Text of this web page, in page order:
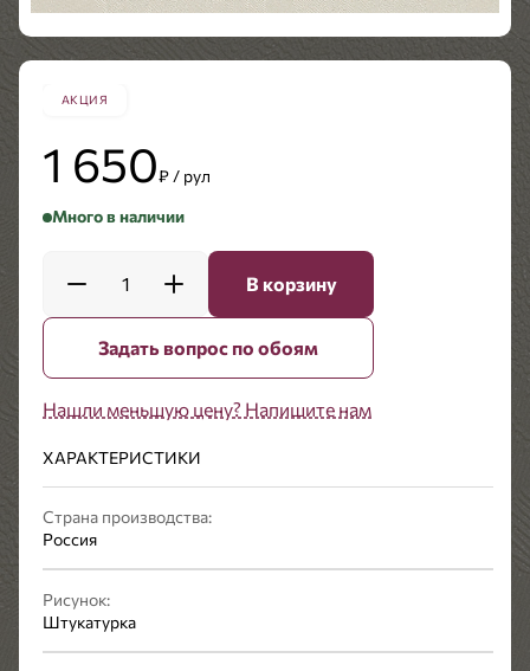
АКЦИЯ
1 650₽ / рул
Много в наличии
1 В корзину
Задать вопрос по обоям
Нашли меньшую цену? Напишите нам
ХАРАКТЕРИСТИКИ
Страна производства:
Россия
Рисунок:
Штукатурка